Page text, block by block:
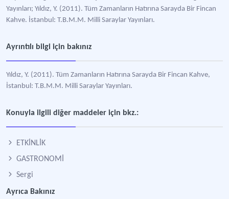
Yayınları; Yıldız, Y. (2011). Tüm Zamanların Hatırına Sarayda Bir Fincan
Kahve. İstanbul: T.B.M.M. Milli Saraylar Yayınları.
Ayrıntılı bilgi için bakınız
Yıldız, Y. (2011). Tüm Zamanların Hatırına Sarayda Bir Fincan Kahve,
İstanbul: T.B.M.M. Milli Saraylar Yayınları.
Konuyla ilgili diğer maddeler için bkz.:
ETKİNLİK
GASTRONOMİ
Sergi
Ayrıca Bakınız